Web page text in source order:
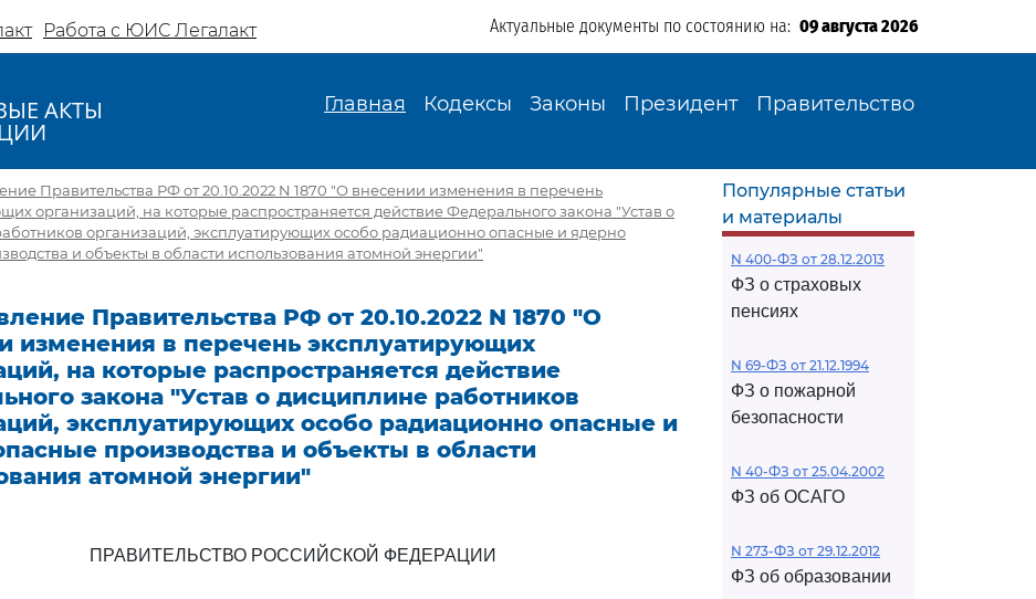
Работа с ЮИС Легалакт Актуальные документы по состоянию на: 09 августа 2026
АКТЫ Главная Кодексы Законы Президент Правительство
Правительства РФ от 20.10.2022 N 1870 "О внесении изменения в перечень
организаций, на которые распространяется действие Федерального закона "Устав о
организаций, эксплуатирующих особо радиационно опасные и ядерно
и объекты в области использования атомной энергии"
Правительства РФ от 20.10.2022 N 1870 "О
изменения в перечень эксплуатирующих
на которые распространяется действие
закона "Устав о дисциплине работников
эксплуатирующих особо радиационно опасные и
производства и объекты в области
атомной энергии"
ПРАВИТЕЛЬСТВО РОССИЙСКОЙ ФЕДЕРАЦИИ
Популярные статьи
и материалы
N 400-ФЗ от 28.12.2013
ФЗ о страховых
пенсиях
N 69-ФЗ от 21.12.1994
ФЗ о пожарной
безопасности
N 40-ФЗ от 25.04.2002
ФЗ об ОСАГО
N 273-ФЗ от 29.12.2012
ФЗ об образовании